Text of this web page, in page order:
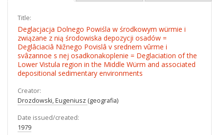
Title:
Deglacjacja Dolnego Powiśla w środkowym würmie i
związane z nią środowiska depozycji osadów =
Deglâciaciâ Nižnego Povislâ v srednem vûrme i
svâzannoe s nej osadkonakoplenie = Deglaciation of the
Lower Vistula region in the Middle Würm and associated
depositional sedimentary environments
Creator:
Drozdowski, Eugeniusz (geografia)
Date issued/created:
1979